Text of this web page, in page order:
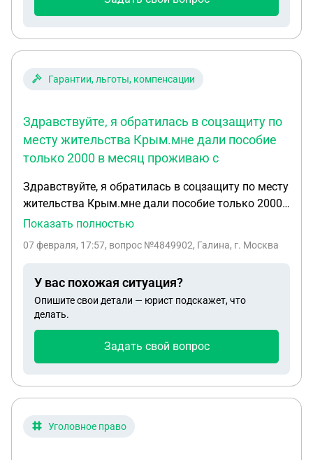
Гарантии, льготы, компенсации
Здравствуйте, я обратилась в соцзащиту по
месту жительства Крым.мне дали пособие
только 2000 в месяц проживаю с
Здравствуйте, я обратилась в соцзащиту по месту
жительства Крым.мне дали пособие только 2000
в месяц проживаю с сыном ,сын получает
всем комнатам, положено ли мне какое то
здоровья не могу работать по специальности
Показать полностью
07 февраля, 17:57, вопрос №4849902, Галина, г. Москва
У вас похожая ситуация?
Опишите свои детали — юрист подскажет, что
делать.
Задать свой вопрос
Уголовное право